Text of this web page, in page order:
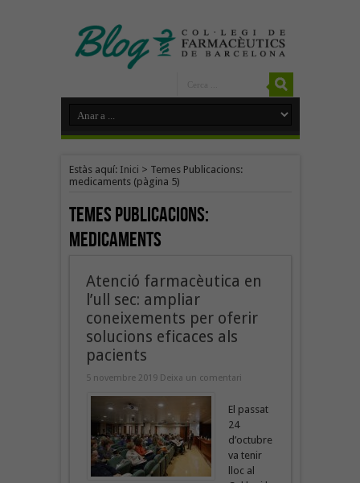
Estàs aquí: Inici > Temes Publicacions:
medicaments(pàgina 5)
Temes Publicacions:
medicaments
Atenció farmacèutica en
l’ull sec: ampliar
coneixements per oferir
solucions eficaces als
pacients
5 novembre 2019 Deixa un comentari
El passat
24
d’octubre
va tenir
lloc al